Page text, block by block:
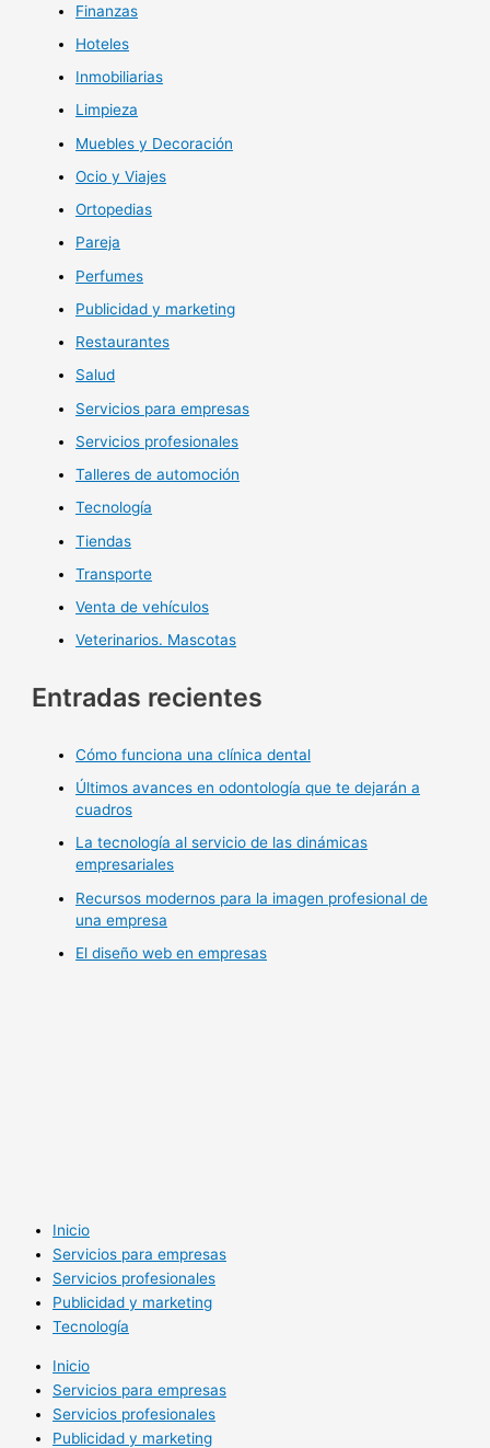
Finanzas
Hoteles
Inmobiliarias
Limpieza
Muebles y Decoración
Ocio y Viajes
Ortopedias
Pareja
Perfumes
Publicidad y marketing
Restaurantes
Salud
Servicios para empresas
Servicios profesionales
Talleres de automoción
Tecnología
Tiendas
Transporte
Venta de vehículos
Veterinarios. Mascotas
Entradas recientes
Cómo funciona una clínica dental
Últimos avances en odontología que te dejarán a
cuadros
La tecnología al servicio de las dinámicas
empresariales
Recursos modernos para la imagen profesional de
una empresa
El diseño web en empresas
Inicio
Servicios para empresas
Servicios profesionales
Publicidad y marketing
Tecnología
Inicio
Servicios para empresas
Servicios profesionales
Publicidad y marketing